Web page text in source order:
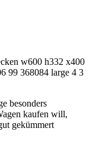
besonders
kaufen will,
gekümmert